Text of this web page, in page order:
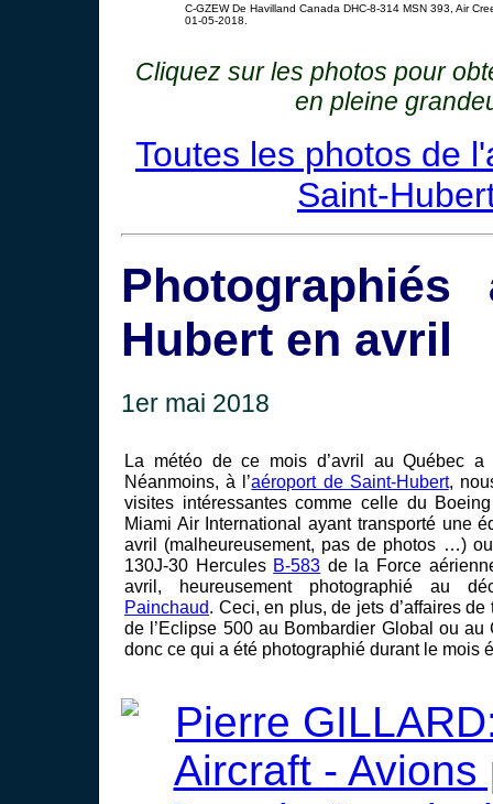
C-GZEW De Havilland Canada DHC-8-314 MSN 393, Air
01-05-2018.
Cliquez sur les photos pour
en pleine
Toutes les photos de
Saint-
Photographiés
Hubert en avril
1er mai 2018
La météo de ce mois d’avril au Québec
Néanmoins, à l’aéroport de Saint-Hubert,
visites intéressantes comme celle du
Miami Air International ayant transporté une
avril (malheureusement, pas de photos …)
130J-30 Hercules B-583 de la Force
avril, heureusement photographié au
Painchaud . Ceci, en plus, de jets d’affaires
de l’Eclipse 500 au Bombardier Global ou au
donc ce qui a été photographié durant le mois